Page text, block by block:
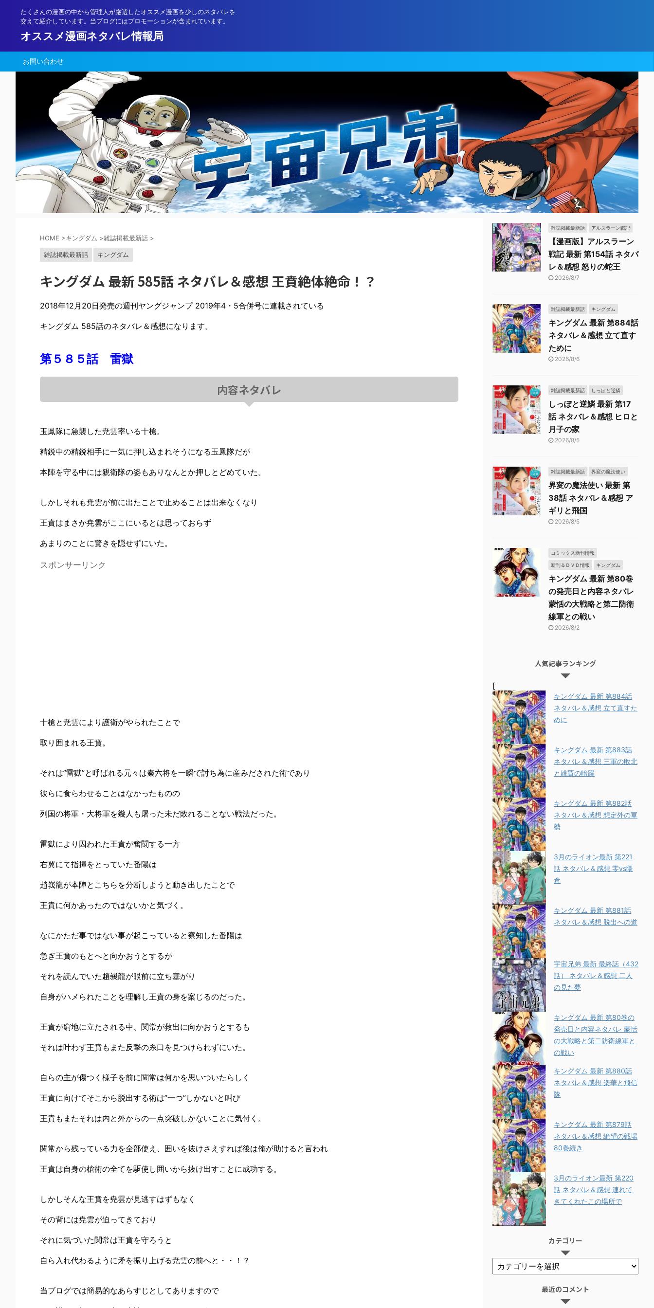
たくさんの漫画の中から管理人が厳選したオススメ漫画を少しのネタバレを
交えて紹介しています。当ブログにはプロモーションが含まれています。
オススメ漫画ネタバレ情報局
お問い合わせ
HOME >キングダム >雑誌掲載最新話 >
雑誌掲載最新話 キングダム
キングダム 最新 585話 ネタバレ＆感想 王賁絶体絶命！？
2018年12月20日発売の週刊ヤングジャンプ 2019年4・5合併号に連載されている
キングダム 585話のネタバレ＆感想になります。
第５８５話 雷獄
内容ネタバレ
玉鳳隊に急襲した尭雲率いる十槍。
精鋭中の精鋭相手に一気に押し込まれそうになる玉鳳隊だが
本陣を守る中には親衛隊の姿もありなんとか押しとどめていた。
しかしそれも尭雲が前に出たことで止めることは出来なくなり
王賁はまさか尭雲がここにいるとは思っておらず
あまりのことに驚きを隠せずにいた。
スポンサーリンク
十槍と尭雲により護衛がやられたことで
取り囲まれる王賁。
それは”雷獄”と呼ばれる元々は秦六将を一瞬で討ち為に産みだされた術であり
彼らに食らわせることはなかったものの
列国の将軍・大将軍を幾人も屠った未だ敗れることない戦法だった。
雷獄により囚われた王賁が奮闘する一方
右翼にて指揮をとっていた番陽は
趙峩龍が本陣とこちらを分断しようと動き出したことで
王賁に何かあったのではないかと気づく。
なにかただ事ではない事が起こっていると察知した番陽は
急ぎ王賁のもとへと向かおうとするが
それを読んでいた趙峩龍が眼前に立ち塞がり
自身がハメられたことを理解し王賁の身を案じるのだった。
王賁が窮地に立たされる中、関常が救出に向かおうとするも
それは叶わず王賁もまた反撃の糸口を見つけられずにいた。
自らの主が傷つく様子を前に関常は何かを思いついたらしく
王賁に向けてそこから脱出する術は”一つ”しかないと叫び
王賁もまたそれは内と外からの一点突破しかないことに気付く。
関常から残っている力を全部使え、囲いを抜けさえすれば後は俺が助けると言われ
王賁は自身の槍術の全てを駆使し囲いから抜け出すことに成功する。
しかしそんな王賁を尭雲が見逃すはずもなく
その背には尭雲が迫ってきており
それに気づいた関常は王賁を守ろうと
自ら入れ代わるように矛を振り上げる尭雲の前へと・・！？
当ブログでは簡易的なあらすじとしてありますので
雑誌掲載最新話 アルスラーン戦記
【漫画版】アルスラーン
戦記 最新 第154話 ネタバ
レ＆感想 怒りの蛇王
2026/8/7
雑誌掲載最新話 キングダム
キングダム 最新 第884話
ネタバレ＆感想 立て直す
ために
2026/8/6
雑誌掲載最新話 しっぽと逆鱗
しっぽと逆鱗 最新 第17
話 ネタバレ＆感想 ヒロと
月子の家
2026/8/5
雑誌掲載最新話 界変の魔法使い
界変の魔法使い 最新 第
38話 ネタバレ＆感想 ア
ギリと飛国
2026/8/5
コミックス新刊情報
新刊＆ＤＶＤ情報 キングダム
キングダム 最新 第80巻
の発売日と内容ネタバレ
蒙恬の大戦略と第二防衛
線軍との戦い
2026/8/2
人気記事ランキング
[
キングダム 最新 第884話
ネタバレ＆感想 立て直すた
めに
キングダム 最新 第883話
ネタバレ＆感想 三軍の敗北
と姚賈の暗躍
キングダム 最新 第882話
ネタバレ＆感想 想定外の軍
勢
3月のライオン最新 第221
話 ネタバレ＆感想 零vs隈
倉
キングダム 最新 第881話
ネタバレ＆感想 脱出への道
宇宙兄弟 最新 最終話（432
話） ネタバレ＆感想 二人
の見た夢
キングダム 最新 第80巻の
発売日と内容ネタバレ 蒙恬
の大戦略と第二防衛線軍と
の戦い
キングダム 最新 第880話
ネタバレ＆感想 楽華と飛信
隊
キングダム 最新 第879話
ネタバレ＆感想 絶望の戦場
80巻続き
3月のライオン最新 第220
話 ネタバレ＆感想 連れて
きてくれたこの場所で
カテゴリー
最近のコメント